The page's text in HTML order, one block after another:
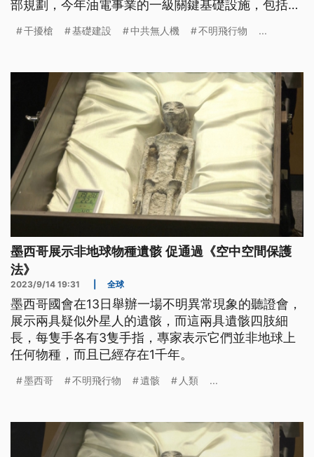
部規劃，今年油電事業的一級關鍵基礎設施，包括台
等，將優先採購配置「干擾槍」，防止無人機接近。
干擾槍 基礎建設 中共無人機 不明飛行物 ...
墨西哥展示非地球物種遺骸 促通過《空中空間保護
法》
2023/9/14 19:31 全球
墨西哥國會在13日舉辦一場不明異常現象的聽證會，
展示兩具疑似外星人的遺骸，而這兩具遺骸四肢細
長，每隻手各有3隻手指，專家表示它們並非地球上
任何物種，而且已經存在1千年。
墨西哥 不明飛行物 遺骸 人類 ...